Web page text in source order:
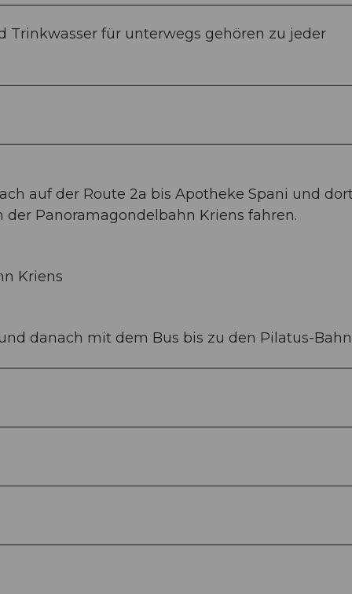
Trinkwasser für unterwegs gehören zu jeder
auf der Route 2a bis Apotheke Spani und
Panoramagondelbahn Kriens fahren.
Kriens
danach mit dem Bus bis zu den Pilatus-